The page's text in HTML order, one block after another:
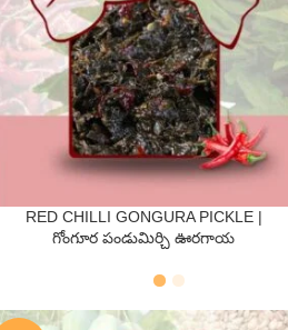
QTY
RED CHILLI GONGURA PICKLE |
గోంగూర పండుమిర్చి ఊరగాయ